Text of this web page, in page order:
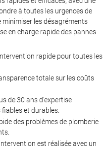
Une
à toutes les urgences de
les désagréments
en charge rapide des pannes
rapide pour toutes les
totale sur les coûts
de 30 ans d'expertise
et durables.
des problèmes de plomberie
est réalisée avec un